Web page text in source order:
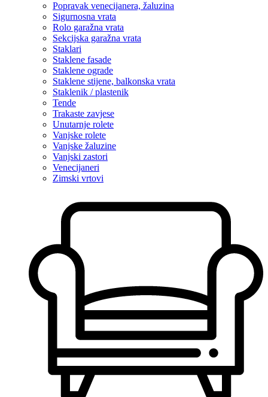
Popravak venecijanera, žaluzina
Sigurnosna vrata
Rolo garažna vrata
Sekcijska garažna vrata
Staklari
Staklene fasade
Staklene ograde
Staklene stijene, balkonska vrata
Staklenik / plastenik
Tende
Trakaste zavjese
Unutarnje rolete
Vanjske rolete
Vanjske žaluzine
Vanjski zastori
Venecijaneri
Zimski vrtovi